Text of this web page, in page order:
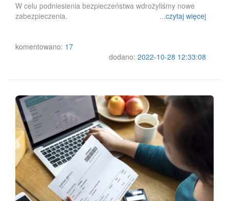
W celu podniesienia bezpieczeństwa wdrożyliśmy nowe
zabezpieczenia. ...czytaj więcej
komentowano: 17
dodano: 2022-10-28 12:33:08